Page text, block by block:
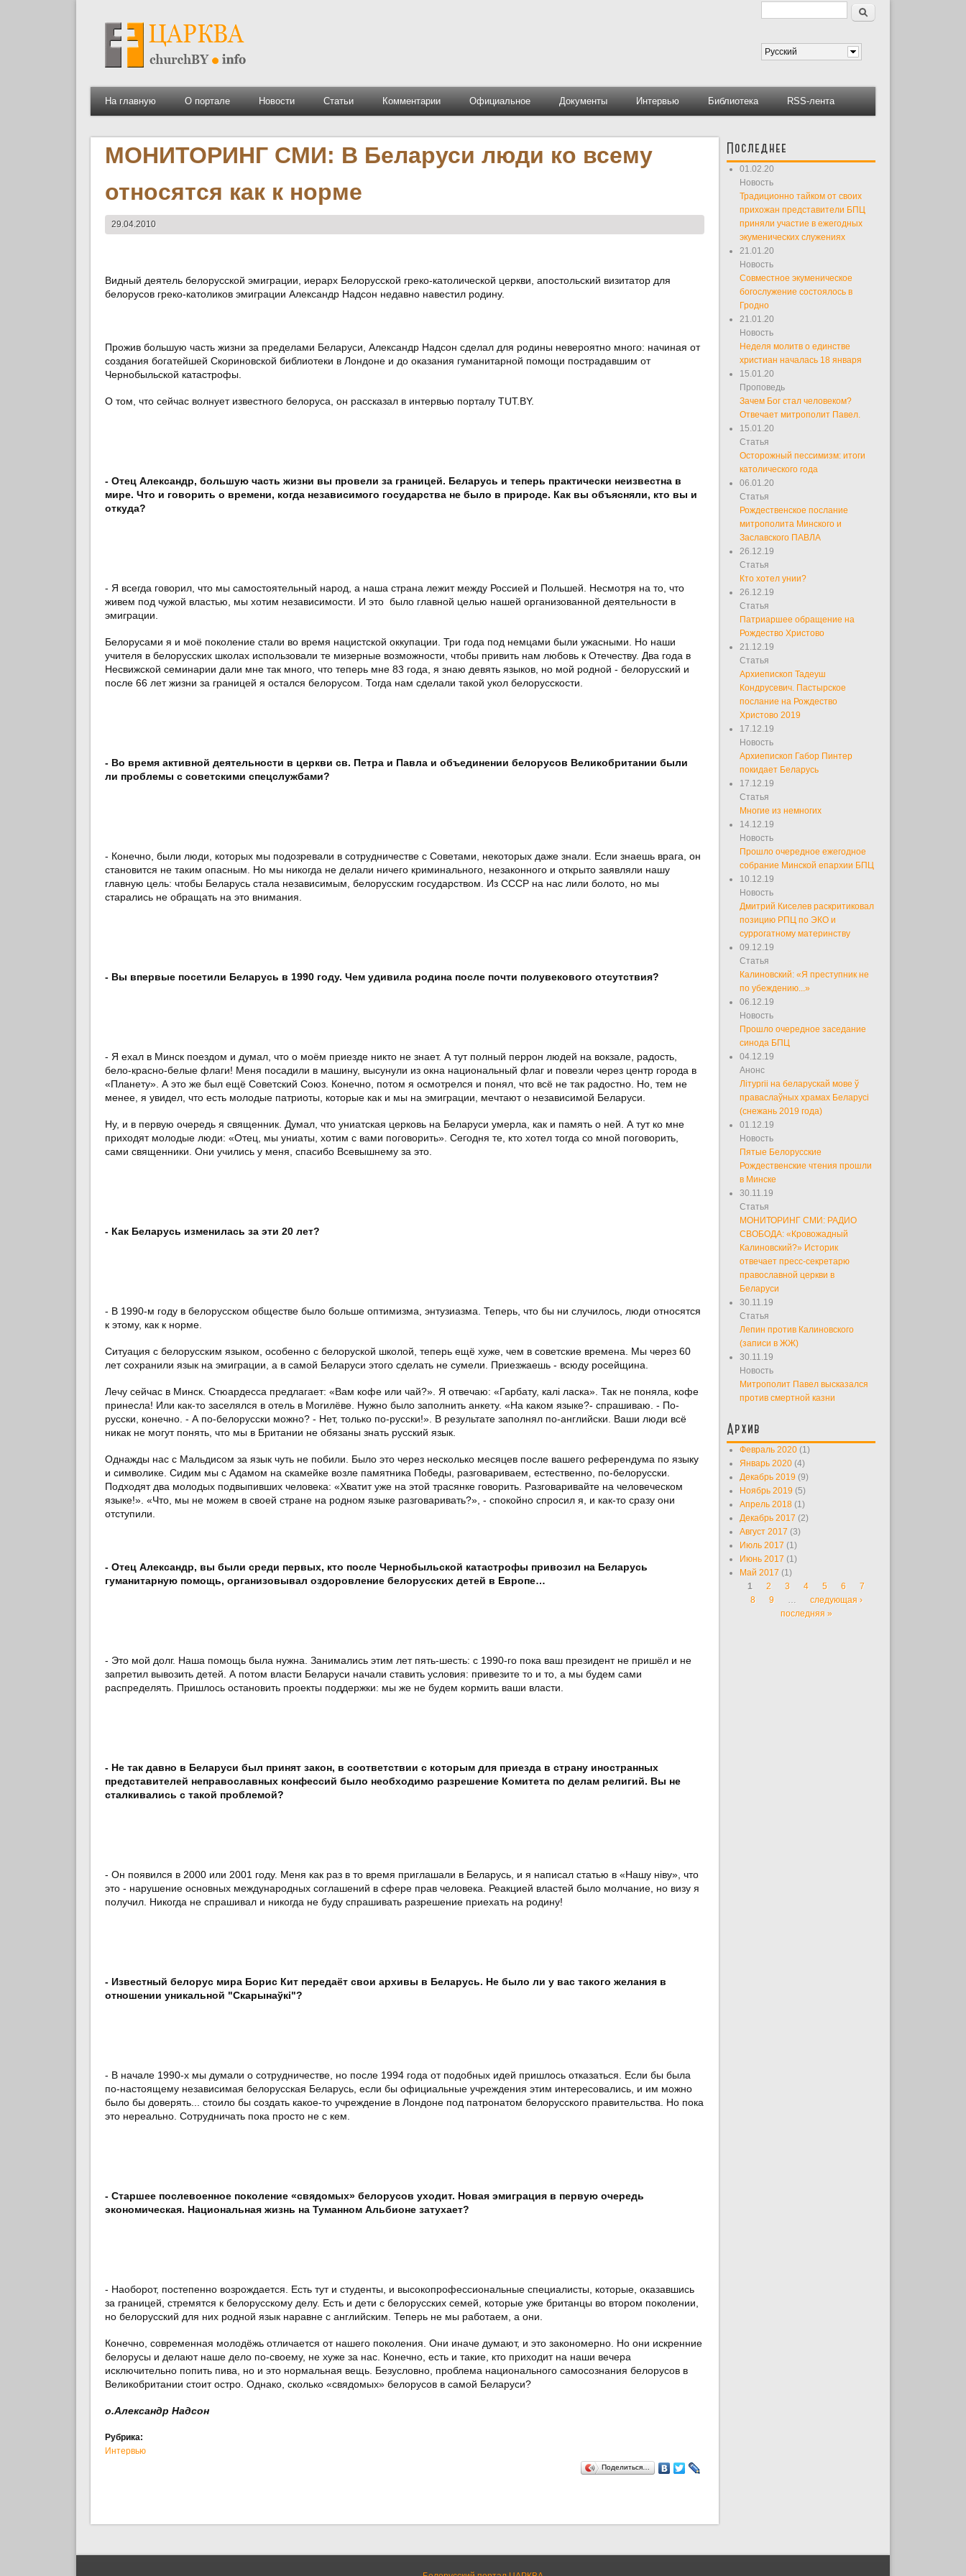
Форма поиска
Поиск
Русский
На главную О портале Новости Статьи Комментарии Официальное Документы Интервью Библиотека RSS-лента
МОНИТОРИНГ СМИ: В Беларуси люди ко всему
относятся как к норме
29.04.2010
Видный деятель белорусской эмиграции, иерарх Белорусской греко-католической церкви, апостольский визитатор для
белорусов греко-католиков эмиграции Александр Надсон недавно навестил родину.
Прожив большую часть жизни за пределами Беларуси, Александр Надсон сделал для родины невероятно много: начиная от
создания богатейшей Скориновской библиотеки в Лондоне и до оказания гуманитарной помощи пострадавшим от
Чернобыльской катастрофы.
О том, что сейчас волнует известного белоруса, он рассказал в интервью порталу TUT.BY.
- Отец Александр, большую часть жизни вы провели за границей. Беларусь и теперь практически неизвестна в
мире. Что и говорить о времени, когда независимого государства не было в природе. Как вы объясняли, кто вы и
откуда?
- Я всегда говорил, что мы самостоятельный народ, а наша страна лежит между Россией и Польшей. Несмотря на то, что
живем под чужой властью, мы хотим независимости. И это было главной целью нашей организованной деятельности в
эмиграции.
Белорусами я и моё поколение стали во время нацистской оккупации. Три года под немцами были ужасными. Но наши
учителя в белорусских школах использовали те мизерные возможности, чтобы привить нам любовь к Отечеству. Два года в
Несвижской семинарии дали мне так много, что теперь мне 83 года, я знаю девять языков, но мой родной - белорусский и
после 66 лет жизни за границей я остался белорусом. Тогда нам сделали такой укол белорусскости.
- Во время активной деятельности в церкви св. Петра и Павла и объединении белорусов Великобритании были
ли проблемы с советскими спецслужбами?
- Конечно, были люди, которых мы подозревали в сотрудничестве с Советами, некоторых даже знали. Если знаешь врага, он
становится не таким опасным. Но мы никогда не делали ничего криминального, незаконного и открыто заявляли нашу
главную цель: чтобы Беларусь стала независимым, белорусским государством. Из СССР на нас лили болото, но мы
старались не обращать на это внимания.
- Вы впервые посетили Беларусь в 1990 году. Чем удивила родина после почти полувекового отсутствия?
- Я ехал в Минск поездом и думал, что о моём приезде никто не знает. А тут полный перрон людей на вокзале, радость,
бело-красно-белые флаги! Меня посадили в машину, высунули из окна национальный флаг и повезли через центр города в
«Планету». А это же был ещё Советский Союз. Конечно, потом я осмотрелся и понял, что всё не так радостно. Но, тем не
менее, я увидел, что есть молодые патриоты, которые как и мы на эмиграции, мечтают о независимой Беларуси.
Ну, и в первую очередь я священник. Думал, что униатская церковь на Беларуси умерла, как и память о ней. А тут ко мне
приходят молодые люди: «Отец, мы униаты, хотим с вами поговорить». Сегодня те, кто хотел тогда со мной поговорить,
сами священники. Они учились у меня, спасибо Всевышнему за это.
- Как Беларусь изменилась за эти 20 лет?
- В 1990-м году в белорусском обществе было больше оптимизма, энтузиазма. Теперь, что бы ни случилось, люди относятся
к этому, как к норме.
Ситуация с белорусским языком, особенно с белоруской школой, теперь ещё хуже, чем в советские времена. Мы через 60
лет сохранили язык на эмиграции, а в самой Беларуси этого сделать не сумели. Приезжаешь - всюду росейщина.
Лечу сейчас в Минск. Стюардесса предлагает: «Вам кофе или чай?». Я отвечаю: «Гарбату, калі ласка». Так не поняла, кофе
принесла! Или как-то заселялся в отель в Могилёве. Нужно было заполнить анкету. «На каком языке?- спрашиваю. - По-
русски, конечно. - А по-белорусски можно? - Нет, только по-русски!». В результате заполнял по-английски. Ваши люди всё
никак не могут понять, что мы в Британии не обязаны знать русский язык.
Однажды нас с Мальдисом за язык чуть не побили. Было это через несколько месяцев после вашего референдума по языку
и символике. Сидим мы с Адамом на скамейке возле памятника Победы, разговариваем, естественно, по-белорусски.
Подходят два молодых подвыпивших человека: «Хватит уже на этой трасянке говорить. Разговаривайте на человеческом
языке!». «Что, мы не можем в своей стране на родном языке разговаривать?», - спокойно спросил я, и как-то сразу они
отступили.
- Отец Александр, вы были среди первых, кто после Чернобыльской катастрофы привозил на Беларусь
гуманитарную помощь, организовывал оздоровление белорусских детей в Европе…
- Это мой долг. Наша помощь была нужна. Занимались этим лет пять-шесть: с 1990-го пока ваш президент не пришёл и не
запретил вывозить детей. А потом власти Беларуси начали ставить условия: привезите то и то, а мы будем сами
распределять. Пришлось остановить проекты поддержки: мы же не будем кормить ваши власти.
- Не так давно в Беларуси был принят закон, в соответствии с которым для приезда в страну иностранных
представителей неправославных конфессий было необходимо разрешение Комитета по делам религий. Вы не
сталкивались с такой проблемой?
- Он появился в 2000 или 2001 году. Меня как раз в то время приглашали в Беларусь, и я написал статью в «Нашу ніву», что
это - нарушение основных международных соглашений в сфере прав человека. Реакцией властей было молчание, но визу я
получил. Никогда не спрашивал и никогда не буду спрашивать разрешение приехать на родину!
- Известный белорус мира Борис Кит передаёт свои архивы в Беларусь. Не было ли у вас такого желания в
отношении уникальной "Скарынаўкі"?
- В начале 1990-х мы думали о сотрудничестве, но после 1994 года от подобных идей пришлось отказаться. Если бы была
по-настоящему независимая белорусская Беларусь, если бы официальные учреждения этим интересовались, и им можно
было бы доверять... стоило бы создать какое-то учреждение в Лондоне под патронатом белорусского правительства. Но пока
это нереально. Сотрудничать пока просто не с кем.
- Старшее послевоенное поколение «свядомых» белорусов уходит. Новая эмиграция в первую очередь
экономическая. Национальная жизнь на Туманном Альбионе затухает?
- Наоборот, постепенно возрождается. Есть тут и студенты, и высокопрофессиональные специалисты, которые, оказавшись
за границей, стремятся к белорусскому делу. Есть и дети с белорусских семей, которые уже британцы во втором поколении,
но белорусский для них родной язык наравне с английским. Теперь не мы работаем, а они.
Конечно, современная молодёжь отличается от нашего поколения. Они иначе думают, и это закономерно. Но они искренние
белорусы и делают наше дело по-своему, не хуже за нас. Конечно, есть и такие, кто приходит на наши вечера
исключительно попить пива, но и это нормальная вещь. Безусловно, проблема национального самосознания белорусов в
Великобритании стоит остро. Однако, сколько «свядомых» белорусов в самой Беларуси?
о.Александр Надсон
Рубрика:
Интервью
Поделиться…
Последнее
01.02.20
Новость
Традиционно тайком от своих
прихожан представители БПЦ
приняли участие в ежегодных
экуменических служениях
21.01.20
Новость
Совместное экуменическое
богослужение состоялось в
Гродно
21.01.20
Новость
Неделя молитв о единстве
христиан началась 18 января
15.01.20
Проповедь
Зачем Бог стал человеком?
Отвечает митрополит Павел.
15.01.20
Статья
Осторожный пессимизм: итоги
католического года
06.01.20
Статья
Рождественское послание
митрополита Минского и
Заславского ПАВЛА
26.12.19
Статья
Кто хотел унии?
26.12.19
Статья
Патриаршее обращение на
Рождество Христово
21.12.19
Статья
Архиепископ Тадеуш
Кондрусевич. Пастырское
послание на Рождество
Христово 2019
17.12.19
Новость
Архиепископ Габор Пинтер
покидает Беларусь
17.12.19
Статья
Многие из немногих
14.12.19
Новость
Прошло очередное ежегодное
собрание Минской епархии БПЦ
10.12.19
Новость
Дмитрий Киселев раскритиковал
позицию РПЦ по ЭКО и
суррогатному материнству
09.12.19
Статья
Калиновский: «Я преступник не
по убеждению...»
06.12.19
Новость
Прошло очередное заседание
синода БПЦ
04.12.19
Анонс
Літургіі на беларускай мове ў
праваслаўных храмах Беларусі
(снежань 2019 года)
01.12.19
Новость
Пятые Белорусские
Рождественские чтения прошли
в Минске
30.11.19
Статья
МОНИТОРИНГ СМИ: РАДИО
СВОБОДА: «Кровожадный
Калиновский?» Историк
отвечает пресс-секретарю
православной церкви в
Беларуси
30.11.19
Статья
Лепин против Калиновского
(записи в ЖЖ)
30.11.19
Новость
Митрополит Павел высказался
против смертной казни
Архив
Февраль 2020 (1)
Январь 2020 (4)
Декабрь 2019 (9)
Ноябрь 2019 (5)
Апрель 2018 (1)
Декабрь 2017 (2)
Август 2017 (3)
Июль 2017 (1)
Июнь 2017 (1)
Май 2017 (1)
Страницы
1 2 3 4 5 6
7
8
9 …
следующая ›
последняя »